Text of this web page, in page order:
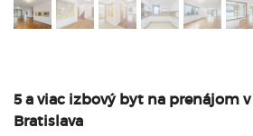
5 a viac izbový byt na prenájom
Bratislava